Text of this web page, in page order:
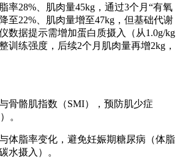
率28%、肌肉量45kg，通过3个月“有氧
至22%、肌肉量增至47kg，但基础代谢
数据提示需增加蛋白质摄入（从1.0g/kg
训练强度，后续2个月肌肉量再增2kg，
骨骼肌指数（SMI），预防肌少症
。
体脂率变化，避免妊娠期糖尿病（体脂
水摄入）。